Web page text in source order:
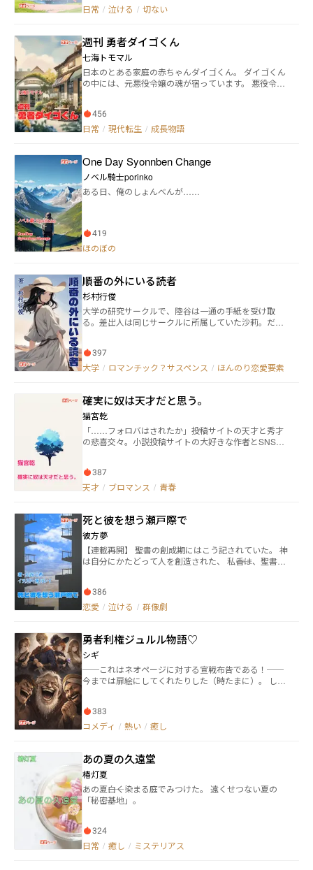
日常 / 泣ける / 切ない
週刊 勇者ダイゴくん
七海トモマル
日本のとある家庭の赤ちゃんダイゴくん。 ダイゴくん
の中には、元悪役令嬢の魂が宿っています。 悪役令嬢
ことなすこと裏目に出てしまって、 望まないのに悪役
になってしまう令嬢でした。 処刑されたアイリスを可
世界のとある家庭の赤ちゃんダイゴくんに、 アイリス
の魂は転生します。 転生先のダイゴくんと肉体と魂を
共有したアイリスは、 まだ赤ちゃんのダイゴくんを守
ろうと決意します。 人々に愛される、勇者のような、
す。 アイリスは今度こそ愛されるために、 そして、か
わいいダイゴくんをこの世界の勇者へと導くために、
転生先の平和な世界を生きていきます。 これは、元悪
週刊で日曜の朝に投稿します。 親戚の子が成長してい
くのを見守るような気持ちで、 ダイゴくんとアイリス
が育っていくさまを見守っていてください。
456
日常 / 現代転生 / 成長物語
One Day Syonnben Change
ノベル騎士porinko
ある日、俺のしょんべんが……
419
ほのぼの
順番の外にいる読者
杉村行俊
大学の研究サークルで、陸谷は一通の手紙を受け取
る。差出人は同じサークルに所属していた沙莉。だ
っていないはずの出来事が、淡々と書かれていた。沙
莉は、少しずつ周囲から姿を消していく。大学では
続いても、それらは「問題として成立しないもの」と
して整理されていく。陸谷は、沙莉の手紙を読み続け
る。そこには、彼女自身の不安や違和感だけでなく、
「読む側」に向けられたような言葉が混じり始めてい
た。まるで、彼女は“読まれること”を前提に、自分の
気づく。自分は沙莉の当事者ではない。家族でも、恋
人でもなく、責任を負う立場にいない。ただ、手紙を
読んでしまっただけの人間だということに。 大学や
味も、誰にも拾われないまま通過していく。 読むこ
とは、行為として数えられない。それでも陸谷は、読
むことをやめられない。そして、読んでしまった人間
が、どこにも記録されない存在であることを知る。
これは、誰かが消えた物語であり、同時に、「読者」
物語である。
397
大学 / ロマンチック？サスペンス / ほんのり恋愛要素
確実に奴は天才だと思う。
猫宮乾
「……フォロバはされたか」――投稿サイトの天才と秀才
の悲喜交々。小説投稿サイトの大好きな作者とSNSで
イトやSNSとは関係がありません。
387
天才 / ブロマンス / 青春
死と彼を想う瀬戸際で
彼方夢
【連載再開】 聖書の創成期にはこう記されていた。 神
は自分にかたどって人を創造された、 私――香は、聖書を
る存在を作りたかったとあるが、果たしてそのような
存在が必要だったのか。だが、いくら考えても、馬鹿
恵が産まれた女と男は、自身が裸であることを恥じ
た。 そして、神が知恵の実を食べたことを見破り、女
と男は楽園から追放。蛇には忌み嫌われる存在へと変
化させた。 女はイブ、男はアダムとして地上での生活
が始まった。これが始祖の人類の始まり。 まだ何百ペ
ら、感情を感じるようになったのだろう。 良い感情
も、悪い感情も。アダムとイブが楽園で暮らしていた
時には、もしかしたらそのような感覚はなかったかも
で、人が“絶望”を感じるようになった。それが原因で
人が死を時に願い、自死を行動する人が初世紀から右
肩上がりに増えていった。それは悲観する事実なのだ
ろう。 もしも人に知恵がなかったら、きっと天国の生
活を過ごしていたと思う。 知恵の代償としては、重す
386
恋愛 / 泣ける / 群像劇
勇者利権ジュルル物語♡
シギ
──これはネオページに対する宣戦布告である！──
今までは扉絵にしてくれたりした（時たまに）。 しか
書籍化、コミカライズ化、映画化、舞台化──そんな
お声が掛かってもいいように、去年からタキシード姿
上げてくる。 私もネオページの作者じゃないのか。 な
んなら、人間国宝級の扱いを受けてもおかしくないは
ずだ。 こんな仕打ちを受けて、笑っていていいのか。
そんな怒り妬み嫉み僻みというありとあらゆる負の感
情が、私の創作意欲を刺激した。 何が言いたいのかと
ということである！ え？ あらすじになってねぇだっ
て？ いいんです！ 作品どころかあらすじなんて誰も
読んでねぇ！ でも、あらすじを書くところだからし
383
コメディ / 熱い / 癒し
あの夏の久遠堂
椿灯夏
あの夏――白く染まる庭でみつけた。 遠くせつない夏の
「秘密基地」。
324
日常 / 癒し / ミステリアス